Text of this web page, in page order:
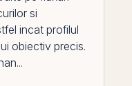
si
incat profilul
obiectiv precis.